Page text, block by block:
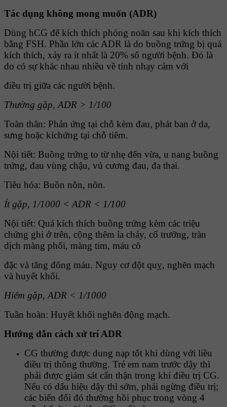
Tác dụng không mong muốn (ADR)
Dùng hCG để kích thích phóng noãn sau khi kích thích
bằng FSH. Phần lớn các ADR là do buồng trứng bị quá
kích thích, xảy ra ít nhất là 20% số người bệnh. Ðó là
do có sự khác nhau nhiều về tính nhạy cảm với
điều trị giữa các người bệnh.
Thường gặp, ADR > 1/100
Toàn thân: Phản ứng tại chỗ kèm đau, phát ban ở da,
sưng hoặc kíchứng tại chỗ tiêm.
Nội tiết: Buồng trứng to từ nhẹ đến vừa, u nang buồng
trứng, đau vùng chậu, vú cương đau, đa thai.
Tiêu hóa: Buồn nôn, nôn.
Ít gặp, 1/1000 < ADR < 1/100
Nội tiết: Quá kích thích buồng trứng kèm các triệu
chứng ghi ở trên, cộng thêm ỉa chảy, cổ trướng, tràn
dịch màng phổi, màng tim, máu cô
đặc và tăng đông máu. Nguy cơ đột quỵ, nghẽn mạch
và huyết khối.
Hiếm gặp, ADR < 1/1000
Tuần hoàn: Huyết khối nghẽn động mạch.
Hướng dẫn cách xử trí ADR
CG thường được dung nạp tốt khi dùng với liều
điều trị thông thường. Trẻ em nam trước dậy thì
phải được giám sát cẩn thận trong khi điều trị CG.
Nếu có dấu hiệu dậy thì sớm, phải ngừng điều trị;
các biến đổi đó thường hồi phục trong vòng 4